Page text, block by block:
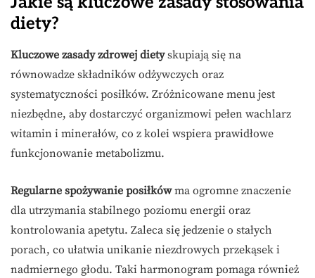
diety?
Kluczowe zasady zdrowej dietyskupiają się na
równowadze składników odżywczych oraz
systematyczności posiłków. Zróżnicowane menu jest
niezbędne, aby dostarczyć organizmowi pełen wachlarz
witamin i minerałów, co z kolei wspiera prawidłowe
funkcjonowanie metabolizmu.
Regularne spożywanie posiłkówma ogromne znaczenie
dla utrzymania stabilnego poziomu energii oraz
kontrolowania apetytu. Zaleca się jedzenie o stałych
porach, co ułatwia unikanie niezdrowych przekąsek i
nadmiernego głodu. Taki harmonogram pomaga również